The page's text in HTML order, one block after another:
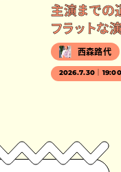
主演までの
フラットな
西森路代
2026.7.30｜